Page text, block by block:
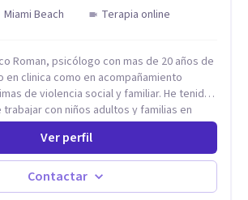
Miami Beach
Terapia online
Roman, psicólogo con mas de 20 años de
en clinica como en acompañamiento
de violencia social y familiar. He tenido
con niños adultos y familias en
y esto me ha dado un una variedad de
pongo a tu disposicion. En la
de manera presencial y/o virtual,
el costo de cada sesión lo acordamos en
Ver perfil
Contactar